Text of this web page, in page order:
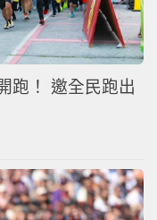
跑！ 邀全民跑出